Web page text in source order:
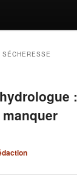
SÉCHERESSE
: